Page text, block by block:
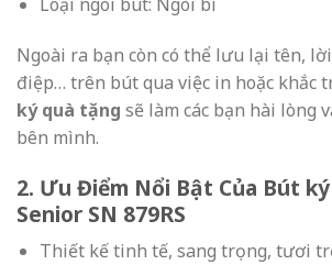
Ngoài ra bạn còn có thể lưu lại tên,
điệp… trên bút qua việc in hoặc khắc
ký quà tặng sẽ làm các bạn hài lòng
bên mình.
2. Ưu Điểm Nổi Bật Của Bút
Senior SN 879RS
Thiết kế tinh tế, sang trọng, tươi